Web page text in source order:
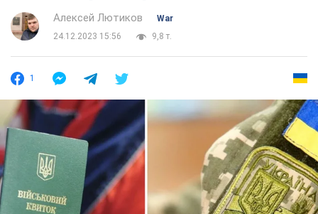
Алексей Лютиков
War
24.12.2023 15:56
9,8 т.
1